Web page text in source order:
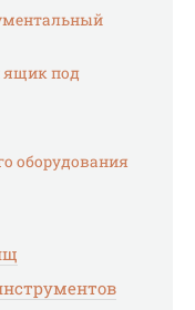
ящик под
оборудования